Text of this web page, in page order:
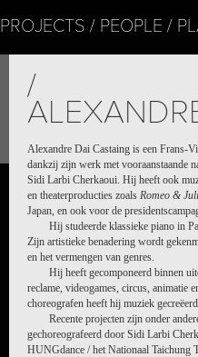
PROJECTS PEOPLE
/
Alexandre Dai Castaing is een Frans-
dankzij zijn werk met vooraanstaande
Sidi Larbi Cherkaoui. Hij heeft ook
en theaterproducties zoals Romeo &
Japan, en ook voor de
Hij studeerde klassieke piano in
Zijn artistieke benadering wordt
en het vermengen van genres.
Hij heeft gecomponeerd binnen
reclame, videogames, circus, animatie
choreografen heeft hij muziek
Recente projecten zijn onder
gechoreografeerd door Sidi Larbi
HUNGdance / het Nationaal Taichung